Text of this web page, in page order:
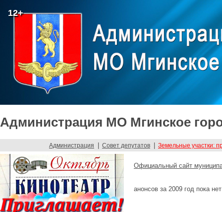
12+
Администрация МО Мгинское
Администрация Совет депутатов Земельные участки:
Официальный сайт
анонсов за 2009 год пока нет